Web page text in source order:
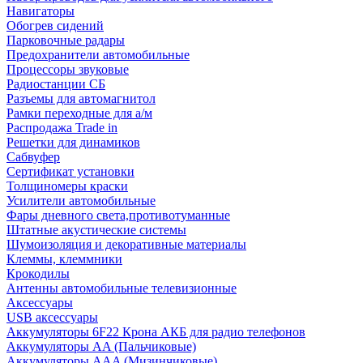
Навигаторы
Обогрев сидений
Парковочные радары
Предохранители автомобильные
Процессоры звуковые
Радиостанции СБ
Разъемы для автомагнитол
Рамки переходные для а/м
Распродажа Trade in
Решетки для динамиков
Сабвуфер
Сертификат установки
Толщиномеры краски
Усилители автомобильные
Фары дневного света,противотуманные
Штатные акустические системы
Шумоизоляция и декоративные материалы
Клеммы, клеммники
Крокодилы
Антенны автомобильные телевизионные
Аксессуары
USB аксессуары
Аккумуляторы 6F22 Крона АКБ для радио телефонов
Аккумуляторы AA (Пальчиковые)